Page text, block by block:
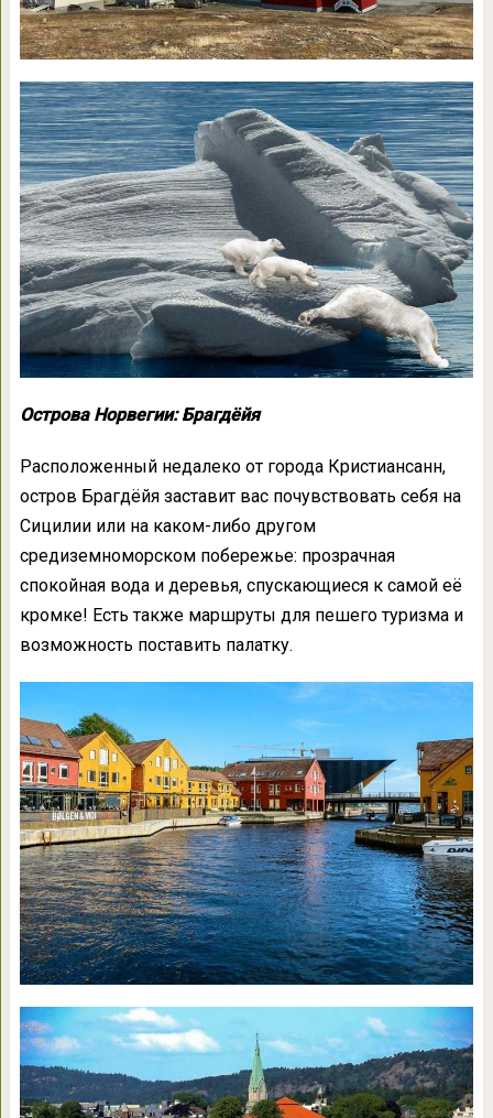
Острова Норвегии: Брагдёйя
Расположенный недалеко от города Кристиансанн,
остров Брагдёйя заставит вас почувствовать себя на
Сицилии или на каком-либо другом
средиземноморском побережье: прозрачная
спокойная вода и деревья, спускающиеся к самой её
кромке! Есть также маршруты для пешего туризма и
возможность поставить палатку.